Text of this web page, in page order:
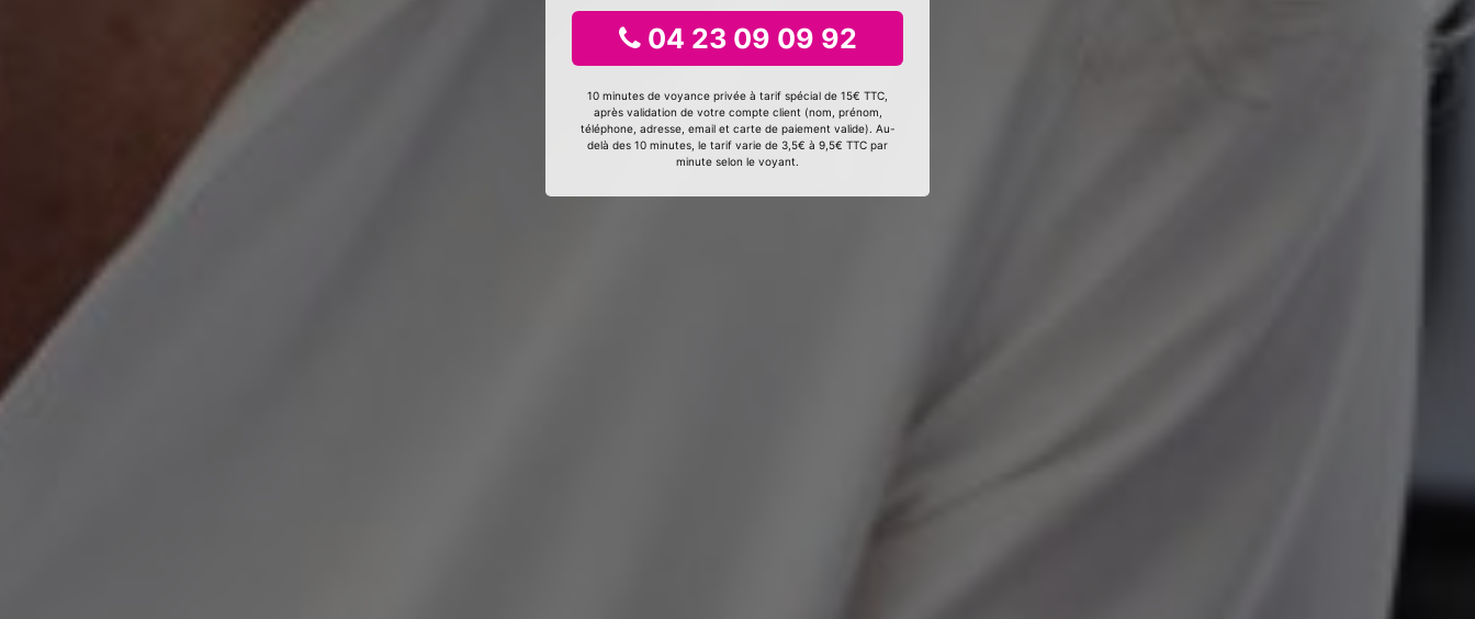
04 23 09 09 92
10 minutes de voyance privée à tarif spécial de 15€ TTC,
après validation de votre compte client (nom, prénom,
téléphone, adresse, email et carte de paiement valide). Au-
delà des 10 minutes, le tarif varie de 3,5€ à 9,5€ TTC par
minute selon le voyant.